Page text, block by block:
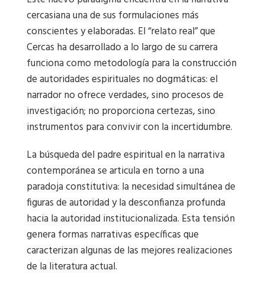
cercasiana una de sus formulaciones más
conscientes y elaboradas. El “relato real” que
Cercas ha desarrollado a lo largo de su carrera
funciona como metodología para la construcción
de autoridades espirituales no dogmáticas: el
narrador no ofrece verdades, sino procesos de
investigación; no proporciona certezas, sino
instrumentos para convivir con la incertidumbre.
La búsqueda del padre espiritual en la narrativa
contemporánea se articula en torno a una
paradoja constitutiva: la necesidad simultánea de
figuras de autoridad y la desconfianza profunda
hacia la autoridad institucionalizada. Esta tensión
genera formas narrativas específicas que
caracterizan algunas de las mejores realizaciones
de la literatura actual.